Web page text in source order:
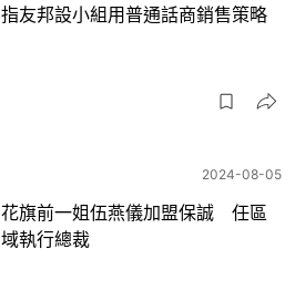
指友邦設小組用普通話商銷售策略
2024-08-05
花旗前一姐伍燕儀加盟保誠 任區
域執行總裁